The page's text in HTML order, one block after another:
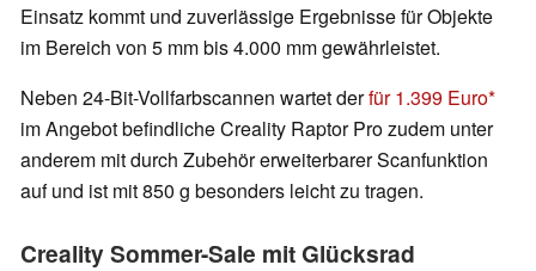
Einsatz kommt und zuverlässige Ergebnisse für Objekte
im Bereich von 5 mm bis 4.000 mm gewährleistet.
Neben 24-Bit-Vollfarbscannen wartet derfür 1.399 Euro
im Angebot befindliche Creality Raptor Pro zudem unter
anderem mit durch Zubehör erweiterbarer Scanfunktion
auf und ist mit 850 g besonders leicht zu tragen.
Creality Sommer-Sale mit Glücksrad